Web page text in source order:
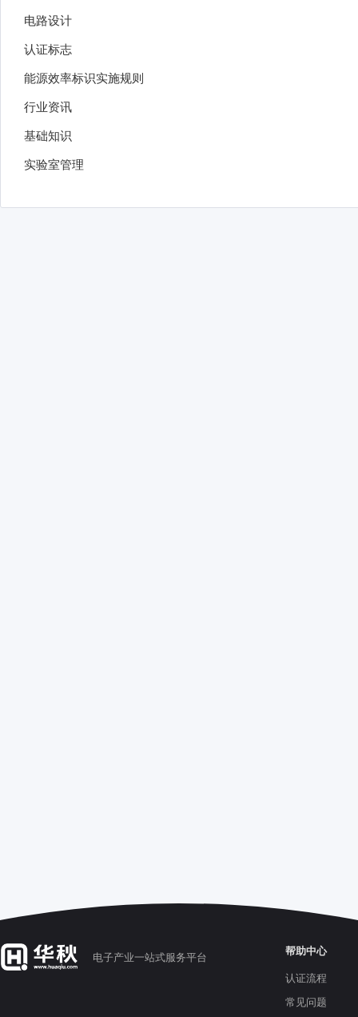
电路设计
认证标志
能源效率标识实施规则
行业资讯
基础知识
实验室管理
电子产业一站式服务平台
帮助中心
认证流程
常见问题